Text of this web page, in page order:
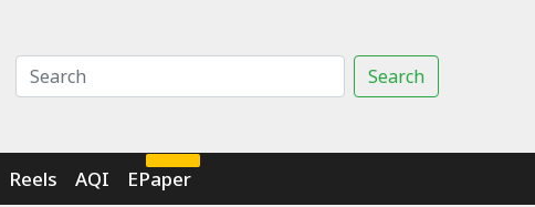
Search
Reels AQI EPaper